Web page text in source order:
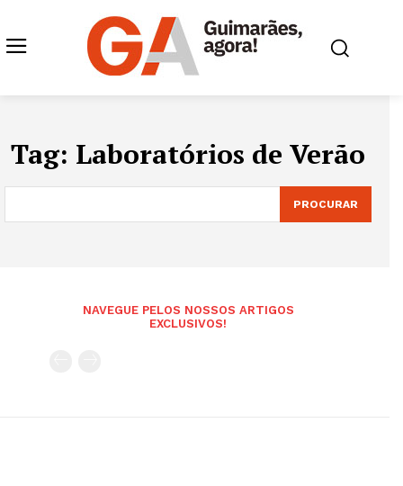
Tag: Laboratórios de Verão
PROCURAR
NAVEGUE PELOS NOSSOS ARTIGOS
EXCLUSIVOS!